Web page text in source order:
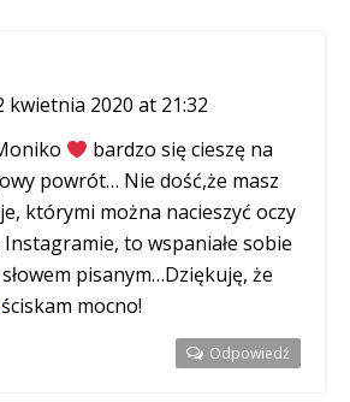
kwietnia 2020 at 21:32
bardzo się cieszę na
powrót… Nie dość,że masz
którymi można nacieszyć oczy
Instagramie, to wspaniałe sobie
pisanym…Dziękuję, że
ściskam mocno!
Odpowiedź